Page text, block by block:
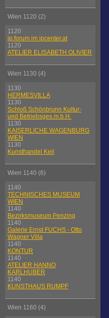
Wien 1120 (2)
1120
ip.forum im ipcenter.at
1120
ATELIER ELISABETH OLIVIER
Wien 1130 (4)
1130
HERMESVILLA
1130
Schloß Schönbrunn Kultur-
und Betriebsges.m.b.H.
1130
KAISERLICHE WAGENBURG
WIEN
1130
Kunsthandel Keil
Wien 1140 (6)
1140
TECHNISCHES MUSEUM
WIEN
1140
Bezirksmuseum Penzing
1140
Galerie Ernst FUCHS - Otto
Wagner Villa
1140
KONTUR
1140
ATELIER HANNO
KARLHUBER
1140
KUNSTHAUS RUMPF
Wien 1160 (4)